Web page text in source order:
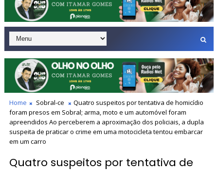
Home Sobral-ce
Quatro suspeitos por tentativa de homicídio
foram presos em Sobral; arma, moto e um automóvel foram
apreendidos Ao perceberem a aproximação dos policiais, a dupla
suspeita de praticar o crime em uma motocicleta tentou embarcar
em um carro
Quatro suspeitos por tentativa de